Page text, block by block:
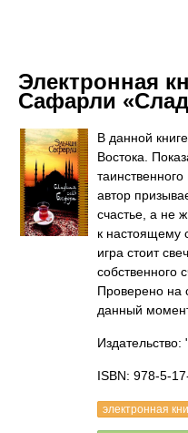
Электронная
Сафарли
В данной
Востока.
автор
счастье, а не
к настоящему
игра стоит
собственного
Проверено на
данный
ISBN: 978-5-
электронная